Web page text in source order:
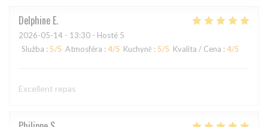
Delphine E
2026-05-14 - 13:30 - Hosté 5
Služba : 5/5 Atmosféra : 4/5 Kuchyně : 5/5 Kvalita / Cena : 4/5
Excellent repas